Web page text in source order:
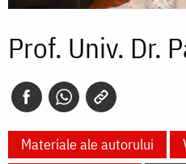
Prof. Univ. Dr.
Materiale ale autorului